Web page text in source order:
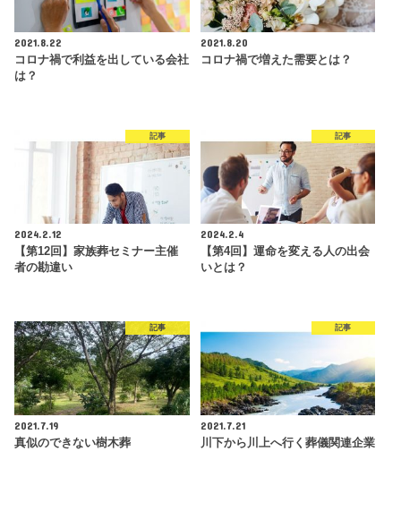
2021.8.22
コロナ禍で利益を出している会社
は？
2021.8.20
コロナ禍で増えた需要とは？
記事
2024.2.12
【第12回】家族葬セミナー主催
者の勘違い
記事
2024.2.4
【第4回】運命を変える人の出会
いとは？
記事
2021.7.19
真似のできない樹木葬
記事
2021.7.21
川下から川上へ行く葬儀関連企業